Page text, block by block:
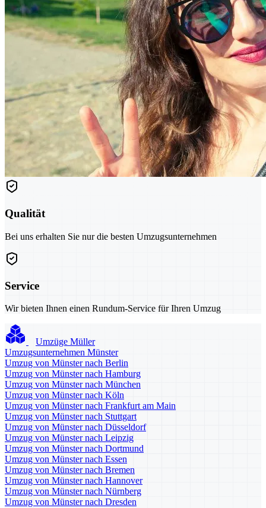
Qualität
Bei uns erhalten Sie nur die besten Umzugsunternehmen
Service
Wir bieten Ihnen einen Rundum-Service für Ihren Umzug
Umzüge Müller
Umzugsunternehmen Münster
Umzug von Münster nach Berlin
Umzug von Münster nach Hamburg
Umzug von Münster nach München
Umzug von Münster nach Köln
Umzug von Münster nach Frankfurt am Main
Umzug von Münster nach Stuttgart
Umzug von Münster nach Düsseldorf
Umzug von Münster nach Leipzig
Umzug von Münster nach Dortmund
Umzug von Münster nach Essen
Umzug von Münster nach Bremen
Umzug von Münster nach Hannover
Umzug von Münster nach Nürnberg
Umzug von Münster nach Dresden